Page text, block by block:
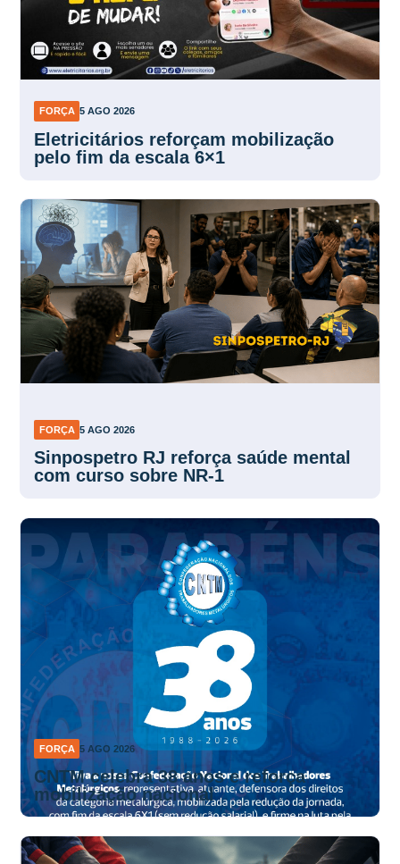
FORÇA 5 AGO 2026
Eletricitários reforçam mobilização
pelo fim da escala 6×1
FORÇA 5 AGO 2026
Sinpospetro RJ reforça saúde mental
com curso sobre NR-1
FORÇA 5 AGO 2026
CNTM celebra 38 anos e reforça
mobilização nacional